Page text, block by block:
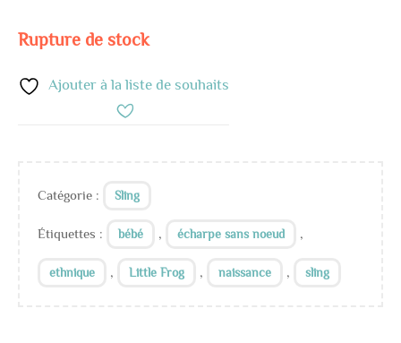
Rupture de stock
Ajouter à la liste de souhaits
Catégorie : Sling
Étiquettes : bébé , écharpe sans noeud ,
ethnique , Little Frog , naissance , sling